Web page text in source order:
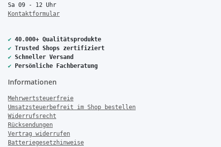
Sa 09 - 12 Uhr
Kontaktformular
✔ 40.000+ Qualitätsprodukte
✔ Trusted Shops zertifiziert
✔ Schneller Versand
✔ Persönliche Fachberatung
Informationen
Mehrwertsteuerfreie
Umsatzsteuerbefreit im Shop bestellen
Widerrufsrecht
Rücksendungen
Vertrag widerrufen
Batteriegesetzhinweise